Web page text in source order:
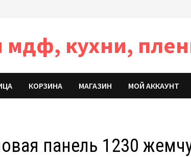
кухни,
КОРЗИНА МАГАЗИН МОЙ АККАУНТ
панель 1230